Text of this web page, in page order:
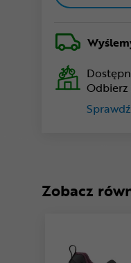
Odbierz
Zobacz